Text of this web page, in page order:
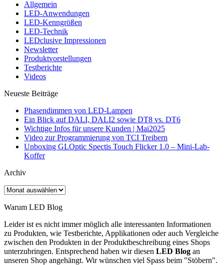
Allgemein
LED-Anwendungen
LED-Kenngrößen
LED-Technik
LEDclusive Impressionen
Newsletter
Produktvorstellungen
Testberichte
Videos
Neueste Beiträge
Phasendimmen von LED-Lampen
Ein Blick auf DALI, DALI2 sowie DT8 vs. DT6
Wichtige Infos für unsere Kunden | Mai2025
Video zur Programmierung von TCI Treibern
Unboxing GLOptic Spectis Touch Flicker 1.0 – Mini-Lab-
Koffer
Archiv
Archiv
Warum LED Blog
Leider ist es nicht immer möglich alle interessanten Informationen
zu Produkten, wie Testberichte, Applikationen oder auch Vergleiche
zwischen den Produkten in der Produktbeschreibung eines Shops
unterzubringen. Entsprechend haben wir diesen LED Blog an
unseren Shop angehängt. Wir wünschen viel Spass beim "Stöbern".